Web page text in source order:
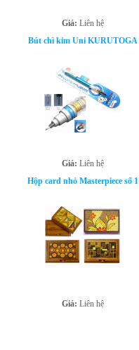
Giá: Liên hệ
Bút chì kim Uni KURUTOGA
Giá: Liên hệ
Hộp card nhỏ Masterpiece số 1
Giá: Liên hệ